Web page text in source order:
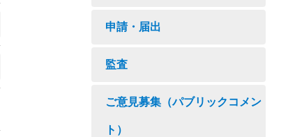
申請・届出
監査
ご意見募集（パブリックコメン
ト）